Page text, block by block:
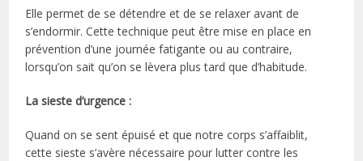
Elle permet de se détendre et de se relaxer avant de
s’endormir. Cette technique peut être mise en place en
prévention d’une journée fatigante ou au contraire,
lorsqu’on sait qu’on se lèvera plus tard que d’habitude.
La sieste d’urgence :
Quand on se sent épuisé et que notre corps s’affaiblit,
cette sieste s’avère nécessaire pour lutter contre les